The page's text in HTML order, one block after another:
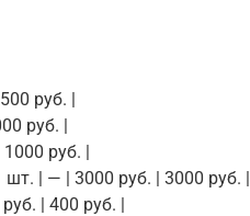
руб. |
руб. |
руб. |
| — | 3000 руб. | 3000 руб. |
| 400 руб. |